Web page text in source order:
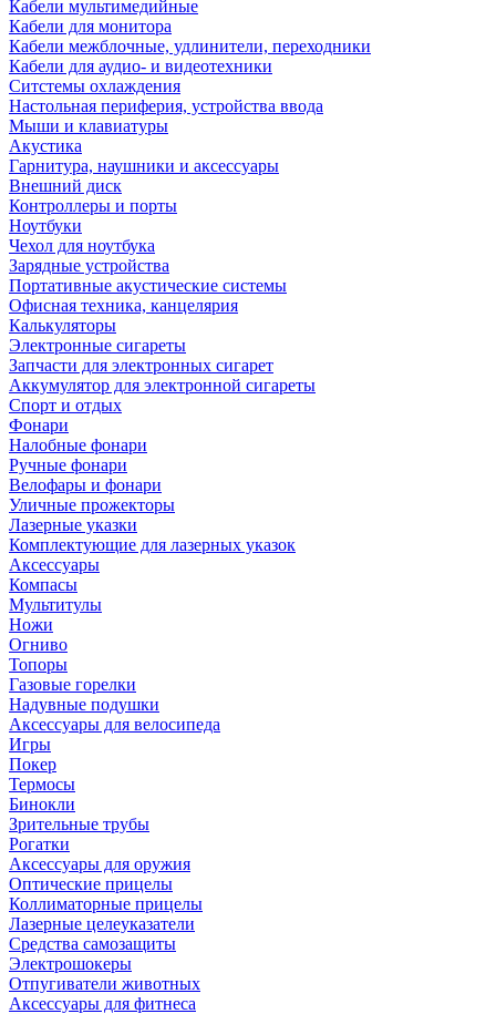
Кабели мультимедийные
Кабели для монитора
Кабели межблочные, удлинители, переходники
Кабели для аудио- и видеотехники
Ситстемы охлаждения
Настольная периферия, устройства ввода
Мыши и клавиатуры
Акустика
Гарнитура, наушники и аксессуары
Внешний диск
Контроллеры и порты
Ноутбуки
Чехол для ноутбука
Зарядные устройства
Портативные акустические системы
Офисная техника, канцелярия
Калькуляторы
Электронные сигареты
Запчасти для электронных сигарет
Аккумулятор для электронной сигареты
Спорт и отдых
Фонари
Налобные фонари
Ручные фонари
Велофары и фонари
Уличные прожекторы
Лазерные указки
Комплектующие для лазерных указок
Аксессуары
Компасы
Мультитулы
Ножи
Огниво
Топоры
Газовые горелки
Надувные подушки
Аксессуары для велосипеда
Игры
Покер
Термосы
Бинокли
Зрительные трубы
Рогатки
Аксессуары для оружия
Оптические прицелы
Коллиматорные прицелы
Лазерные целеуказатели
Средства самозащиты
Электрошокеры
Отпугиватели животных
Аксессуары для фитнеса